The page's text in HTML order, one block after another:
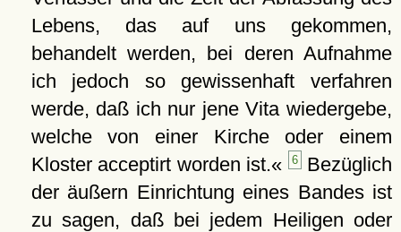
Lebens, das auf uns gekommen,
behandelt werden, bei deren Aufnahme
ich jedoch so gewissenhaft verfahren
werde, daß ich nur jene Vita wiedergebe,
welche von einer Kirche oder einem
Kloster acceptirt worden ist.«
6 Bezüglich
der äußern Einrichtung eines Bandes ist
zu sagen, daß bei jedem Heiligen oder